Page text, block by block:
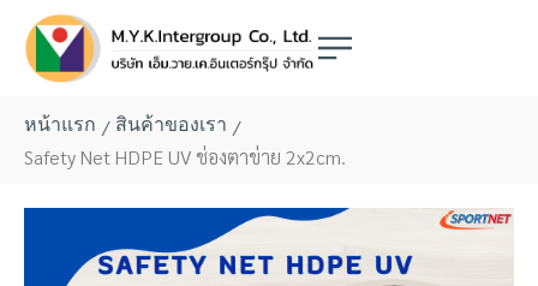
หน้าแรก / สินค้าของเรา /
Safety Net HDPE UV ช่องตาข่าย 2x2cm.